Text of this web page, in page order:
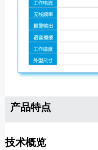
产品特点
技术概览